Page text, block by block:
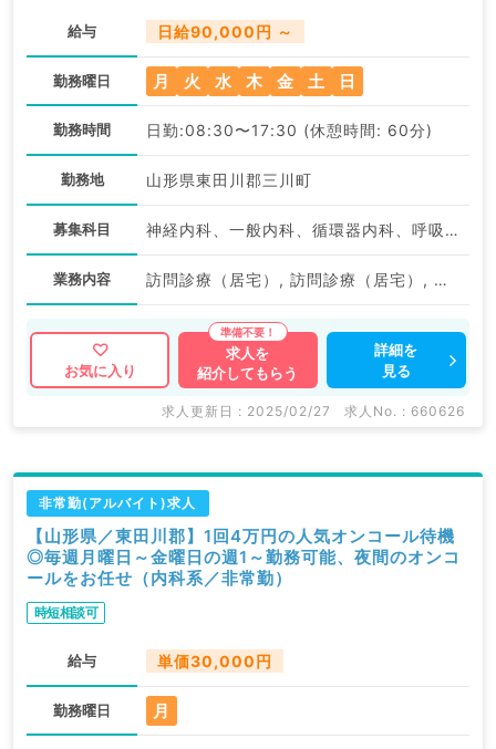
給与 日給90,000円 ～
勤務曜日 月 火 水 木 金 土 日
勤務時間 日勤:08:30〜17:30 (休憩時間: 60分)
勤務地 山形県東田川郡三川町
募集科目 神経内科、一般内科、循環器内科、呼吸器内科、消化器内科、内分泌・代謝内科、腎臓内科、老年内科、血液内科、外科系全般、一般外科、膠原病科
業務内容 訪問診療（居宅）, 訪問診療（居宅）, 訪問診療（施設）, 訪問診療（施設）
お気に入り
求人を
紹介してもらう
詳細を
見る
求人更新日 : 2025/02/27 求人No. : 660626
非常勤(アルバイト)求人
【山形県／東田川郡】1回4万円の人気オンコール待機
◎毎週月曜日～金曜日の週1～勤務可能、夜間のオンコ
ールをお任せ（内科系／非常勤）
時短相談可
給与 単価30,000円
勤務曜日 月